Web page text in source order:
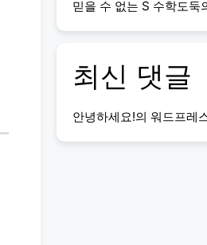
믿을 수 없는 S 수학도둑
최신 댓글
안녕하세요!의 워드프레